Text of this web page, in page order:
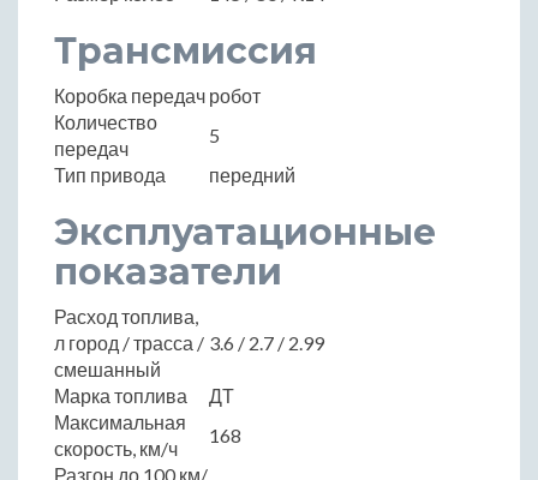
Трансмиссия
Коробка передач робот
Количество
передач
5
Тип привода
передний
Эксплуатационные
показатели
Расход топлива,
л город / трасса /
смешанный
3.6 / 2.7 / 2.99
Марка топлива
ДТ
Максимальная
скорость, км/ч
168
Разгон до 100 км/